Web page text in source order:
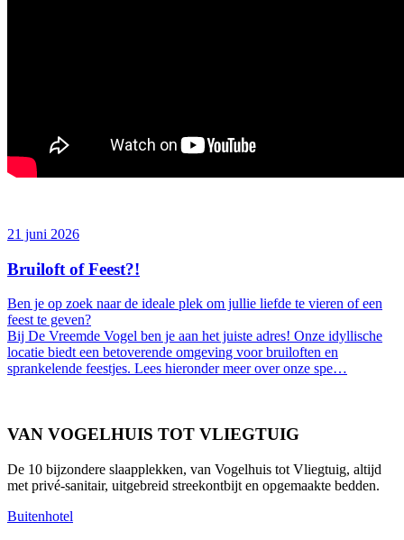
21 juni 2026
Bruiloft of Feest?!
Ben je op zoek naar de ideale plek om jullie liefde te vieren of een
feest te geven?
Bij De Vreemde Vogel ben je aan het juiste adres! Onze idyllische
locatie biedt een betoverende omgeving voor bruiloften en
sprankelende feestjes. Lees hieronder meer over onze spe…
VAN VOGELHUIS TOT VLIEGTUIG
De 10 bijzondere slaapplekken, van Vogelhuis tot Vliegtuig, altijd
met privé-sanitair, uitgebreid streekontbijt en opgemaakte bedden.
Buitenhotel